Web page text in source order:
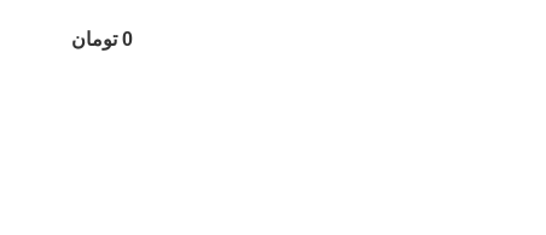
0 تومان